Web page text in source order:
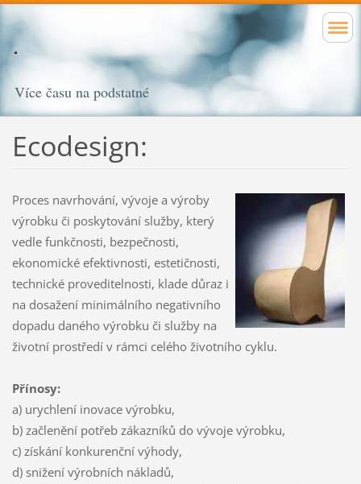
Více času na podstatné
Ecodesign:
Proces navrhování, vývoje a výroby
výrobku či poskytování služby, který
vedle funkčnosti, bezpečnosti,
ekonomické efektivnosti, estetičnosti,
technické proveditelnosti, klade důraz i
na dosažení minimálního negativního
dopadu daného výrobku či služby na
životní prostředí v rámci celého životního cyklu.
Přínosy:
a) urychlení inovace výrobku,
b) začlenění potřeb zákazníků do vývoje výrobku,
c) získání konkurenční výhody,
d) snižení výrobních nákladů,